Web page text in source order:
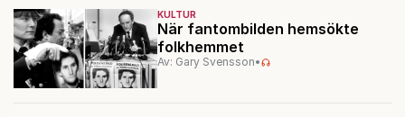
KULTUR
När fantombilden hemsökte
folkhemmet
Av: Gary Svensson•